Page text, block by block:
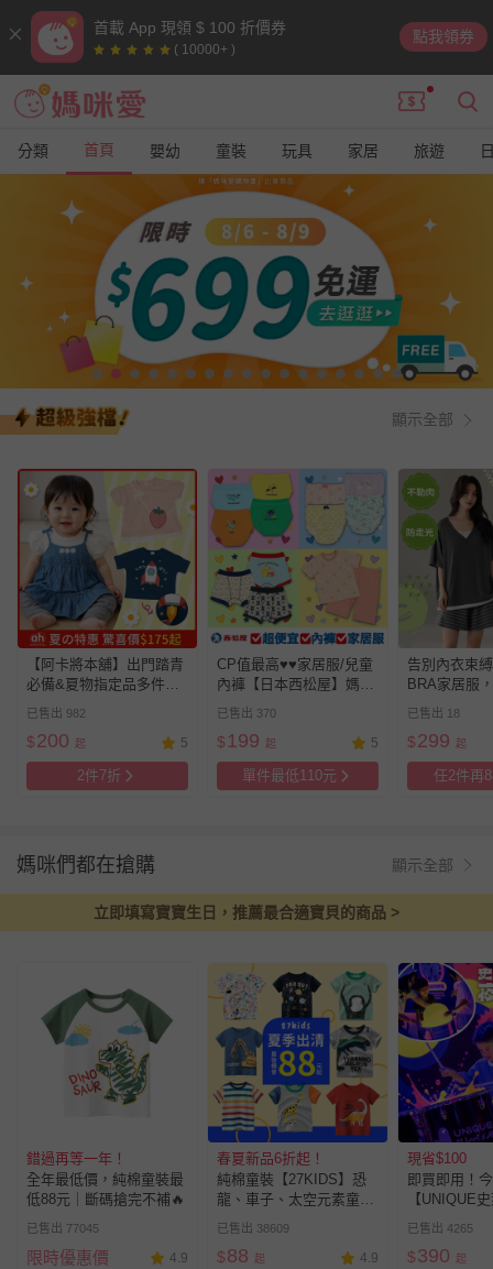
首載 App 現領 $ 100 折價券
( 10000+ )
點我領券
分類 首頁 嬰幼 童裝 玩具 家居 旅遊
媽咪愛 | 值得您信賴的親子購物網站
顯示全部
【阿卡將本舖】出門踏青
必備&夏物指定品多件優
惠_任選1件8折、2件(含)
以上7折
已售出 982
$200 起 5
2件7折
CP值最高♥︎♥︎家居服/兒童
內褲【日本西松屋】媽媽
回購No.1買到賺到！
已售出 370
$199 起 5
單件最低110元
告別內衣束
BRA家居服
刻都無拘無
已售出 18
$299 起
任2件再
媽咪們都在搶購 顯示全部
立即填寫寶寶生日，推薦最合適寶貝的商品 >
錯過再等一年！
全年最低價，純棉童裝最
低88元｜斷碼搶完不補🔥
已售出 77045
限時優惠價 4.9
春夏新品6折起！
純棉童裝【27KIDS】恐
龍、車子、太空元素童裝
合集～透氣親膚，柔軟舒
適，開學必囤單品
已售出 38609
$88 起 4.9
現省$100
即買即用！
【UNIQUE
驗室】
已售出 4265
$390 起
5
6
8
9
6
7
9
6
7
9
5
6
8
9